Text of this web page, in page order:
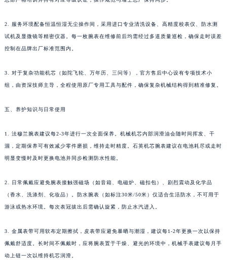
2. 服务环境配备恒温恒湿无尘操作间，采用进口专业清洗设备、高精度校表仪、防水测
试机及显微镜等精密仪器。每一枚腕表在维修前后均需经过多道质量巡检，确保走时误差
控制在品牌出厂标准范围内。
3. 对于复杂功能机芯（如陀飞轮、万年历、三问等），官方售后中心设有专项技术小
组，由资深技师主导，全程使用原厂专用工具与配件，确保复杂机械结构得到精准修复。
五、养护知识与日常使用
1. 法穆兰腕表建议每2-3年进行一次全面保养。机械机芯内部润滑油会随时间挥发、干
涸，定期保养可有效减少零件磨损，维持走时精度。石英机芯腕表建议在电池耗尽或走时
明显变慢时及时更换电池并同步检测防水性能。
2. 日常佩戴应避免腕表接触强磁场（如音箱、电磁炉、磁扣包）、剧烈震动及化学品
（香水、洗涤剂、化妆品）。防水腕表（如标注30米/50米）仅适合生活防水，不可用于
游泳或热水环境。每次表冠拔出后需确认旋紧，防止水汽进入。
3. 金属表带可用软布定期擦拭，皮表带应避免暴晒与潮湿，建议每1-2年更换一次以保持
佩戴舒适度。长时间不佩戴时，应将腕表置于干燥、避光的环境中，机械手表建议每月手
动上链一次以维持机芯润滑。